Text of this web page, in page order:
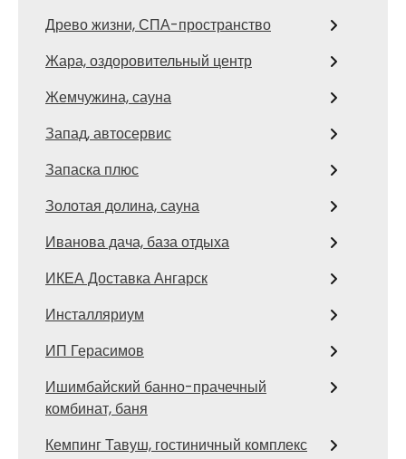
Древо жизни, СПА-пространство
Жара, оздоровительный центр
Жемчужина, сауна
Запад, автосервис
Запаска плюс
Золотая долина, сауна
Иванова дача, база отдыха
ИКЕА Доставка Ангарск
Инсталляриум
ИП Герасимов
Ишимбайский банно-прачечный
комбинат, баня
Кемпинг Тавуш, гостиничный комплекс